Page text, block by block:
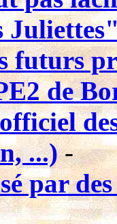
futurs
de
...)-
par